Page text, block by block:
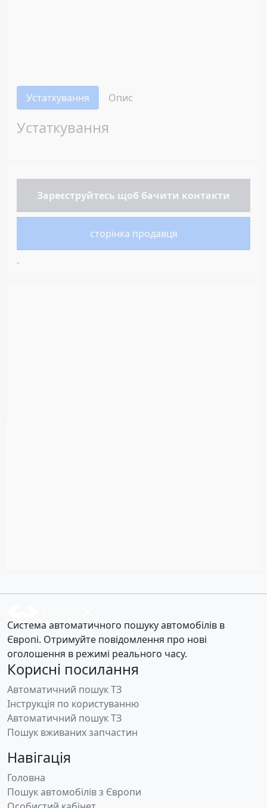
Устаткування Опис
Устаткування
Зареєструйтесь щоб бачити контакти
сторінка продавця
-
Система автоматичного пошуку автомобілів в
Європі. Отримуйте повідомлення про нові
оголошення в режимі реального часу.
Корисні посилання
Автоматичний пошук ТЗ
Інструкція по користуванню
Автоматичний пошук ТЗ
Пошук вживаних запчастин
Навігація
Головна
Пошук автомобілів з Європи